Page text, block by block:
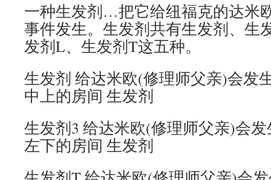
一种生发剂…把它给纽福克的达米
事件发生。生发剂共有生发剂、生
发剂L、生发剂T这五种。
生发剂 给达米欧(修理师父亲)会发
中上的房间 生发剂
生发剂3 给达米欧(修理师父亲)会
左下的房间 生发剂